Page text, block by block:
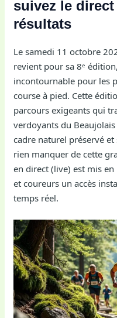
suivez le
résultats
Le samedi 11 octobre
revient pour sa 8ᵉ
incontournable pour les
course à pied. Cette
parcours exigeants qui
verdoyants du
cadre naturel préservé
rien manquer de cette
en direct (live) est mis
et coureurs un accès
temps réel.